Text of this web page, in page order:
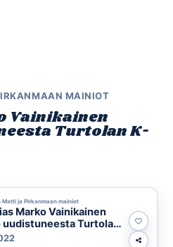
MAINIOT
Vainikainen
Turtolan K-
Matti ja Pirkanmaan mainiot
Marko Vainikainen
uudistuneesta Turtolan